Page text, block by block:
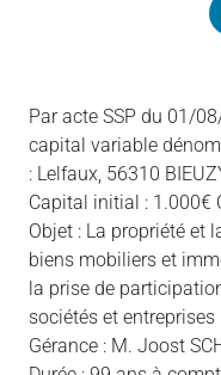
Par acte SSP du 01/
capital variable
: Lelfaux, 56310
Capital initial : 1.000€
Objet : La propriété et
biens mobiliers et
la prise de
sociétés et
Gérance : M. Joost